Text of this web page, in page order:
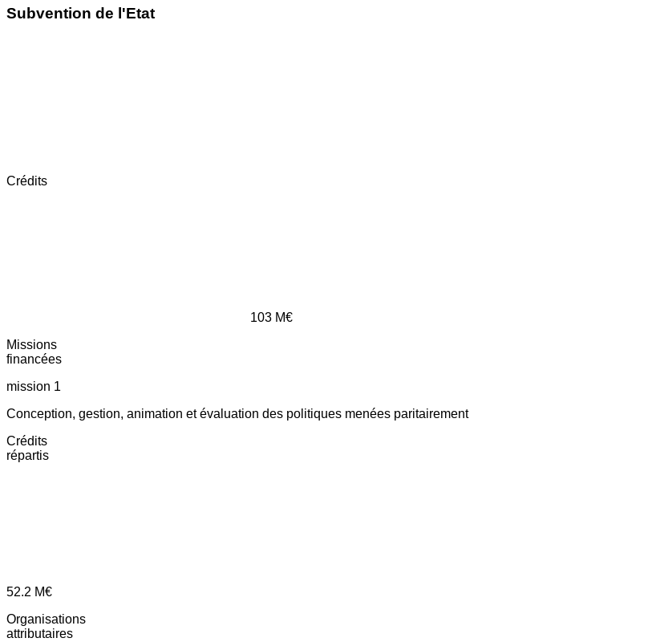
Subvention de l'Etat
Crédits
103 M€
Missions
financées
mission 1
Conception, gestion, animation et évaluation des politiques menées paritairement
Crédits
répartis
52.2 M€
Organisations
attributaires